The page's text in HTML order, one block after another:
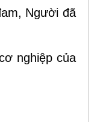
Người đã
nghiệp của